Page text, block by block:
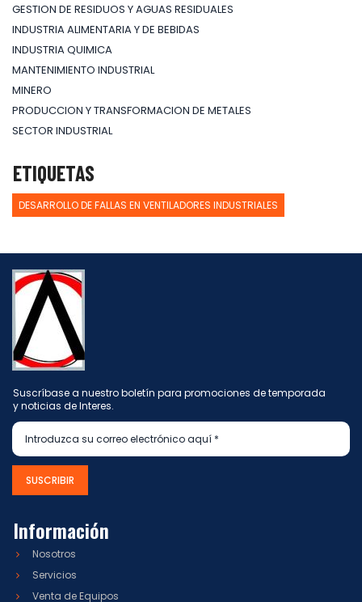
GESTION DE RESIDUOS Y AGUAS RESIDUALES
INDUSTRIA ALIMENTARIA Y DE BEBIDAS
INDUSTRIA QUIMICA
MANTENIMIENTO INDUSTRIAL
MINERO
PRODUCCION Y TRANSFORMACION DE METALES
SECTOR INDUSTRIAL
ETIQUETAS
DESARROLLO DE FALLAS EN VENTILADORES INDUSTRIALES
Suscríbase a nuestro boletín para promociones de temporada
y noticias de Interes.
SUSCRIBIR
Información
Nosotros
Servicios
Venta de Equipos